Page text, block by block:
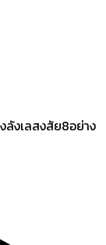
งเลสงสัย8อย่าง